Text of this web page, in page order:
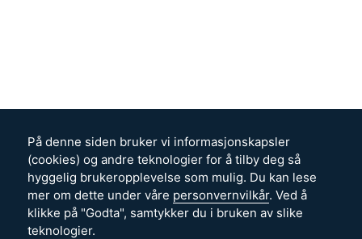
mer om dette under våre personvernvilkår. Ved å
klikke på "Godta", samtykker du i bruken av slike
teknologier.
Godta